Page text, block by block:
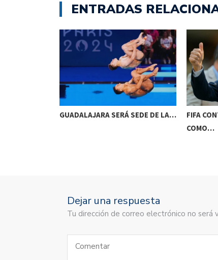
ENTRADAS
GUADALAJARA SERÁ SEDE DE LA…
FIFA
COMO…
Dejar una respuesta
Tu dirección de correo electrónico no